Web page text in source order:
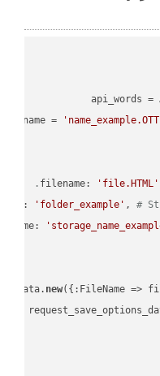
api_words =
name =
'file.HTML'
'folder_example' , #
new({:FileName =>